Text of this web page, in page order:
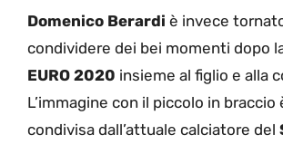
Domenico Berardi è invece
condividere dei bei momenti dopo
EURO 2020 insieme al figlio e alla
L’immagine con il piccolo in braccio
condivisa dall’attuale calciatore del